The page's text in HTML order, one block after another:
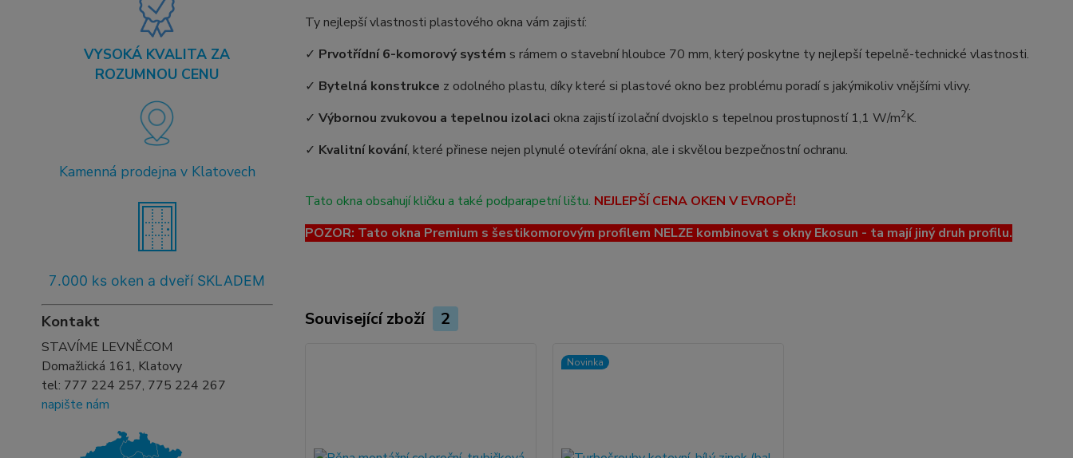
VYSOKÁ KVALITA ZA
ROZUMNOU CENU
Kamenná prodejna v Klatovech
7.000 ks oken a dveří SKLADEM
Kontakt
STAVÍME LEVNĚ.COM
Domažlická 161, Klatovy
tel: 777 224 257, 775 224 267
napište nám
Ty nejlepší vlastnosti plastového okna vám zajistí:
✓ Prvotřídní 6-komorový systém s rámem o stavební hloubce 70 mm, který poskytne ty nejlepší tepelně-technické vlastnosti.
✓ Bytelná konstrukce z odolného plastu, díky které si plastové okno bez problému poradí s jakýmikoliv vnějšími vlivy.
✓ Výbornou zvukovou a tepelnou izolaci okna zajistí izolační dvojsklo s tepelnou prostupností 1,1 W/m2K.
✓ Kvalitní kování, které přinese nejen plynulé otevírání okna, ale i skvělou bezpečnostní ochranu.
Tato okna obsahují kličku a také podparapetní lištu. NEJLEPŠÍ CENA OKEN V EVROPĚ!
POZOR: Tato okna Premium s šestikomorovým profilem NELZE kombinovat s okny Ekosun - ta mají jiný druh profilu.
Související zboží 2
Novinka